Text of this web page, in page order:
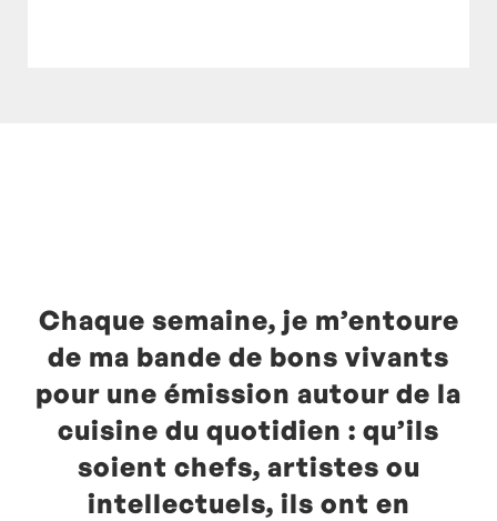
Chaque semaine, je m’entoure
de ma bande de bons vivants
pour une émission autour de la
cuisine du quotidien : qu’ils
soient chefs, artistes ou
intellectuels, ils ont en